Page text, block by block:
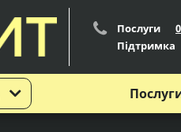
Послуги 0
Підтримка